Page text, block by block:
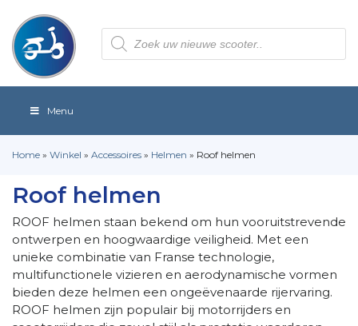
Producten
zoeken
Menu
Home » Winkel » Accessoires » Helmen » Roof helmen
Roof helmen
ROOF helmen staan bekend om hun vooruitstrevende
ontwerpen en hoogwaardige veiligheid. Met een
unieke combinatie van Franse technologie,
multifunctionele vizieren en aerodynamische vormen
bieden deze helmen een ongeëvenaarde rijervaring.
ROOF helmen zijn populair bij motorrijders en